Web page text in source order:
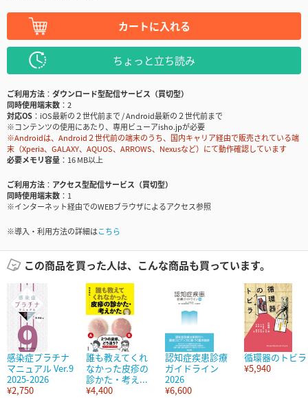
カートに入れる
ちょっと立ち読み
ご利用方法
ダウンロード型配信サービス（買切型）
同時使用端末数
2
対応OS
iOS最新の２世代前まで / Android最新の２世代前まで
※コンテンツの使用にあたり、専用ビューアisho.jpが必要
※Androidは、Android２世代前の端末のうち、国内キャリア経由で販売されている端
末（Xperia、GALAXY、AQUOS、ARROWS、Nexusなど）にて動作確認しています
必要メモリ容量
16 MB以上
ご利用方法
アクセス型配信サービス（買切型）
同時使用端末数
1
※インターネット経由でのWEBブラウザによるアクセス参照
※導入・利用方法の詳細はこちら
この商品を買った人は、こんな商品も買っています。
感染症プラチナ
マニュアル Ver.9
2025-2026
¥2,750
誰も教えてくれ
なかった皮疹の
診かた・考え...
¥4,400
認知症疾患診療
ガイドライン
2026
¥6,600
循環器のトビラ
¥5,940